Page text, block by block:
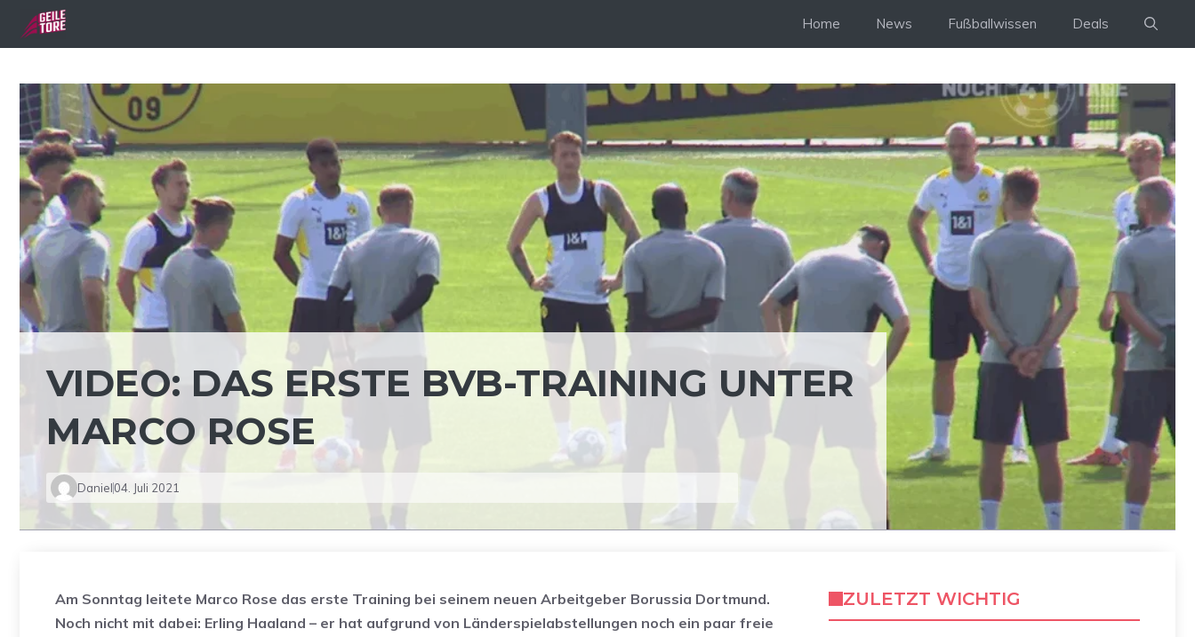
Inhalt
Home News Fußballwissen Deals
VIDEO: DAS ERSTE BVB-TRAINING UNTER
MARCO ROSE
Daniel04. Juli 2021
Am Sonntag leitete Marco Rose das erste Training bei seinem neuen Arbeitgeber Borussia Dortmund.
Noch nicht mit dabei: Erling Haaland – er hat aufgrund von Länderspielabstellungen noch ein paar freie
ZULETZT WICHTIG